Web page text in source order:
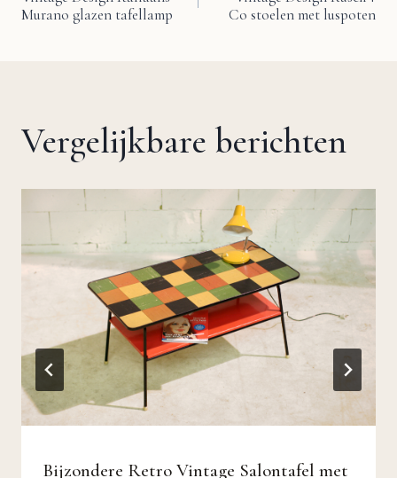
Murano glazen tafellamp
Co stoelen met luspoten
Vergelijkbare berichten
Bijzondere Retro Vintage Salontafel met